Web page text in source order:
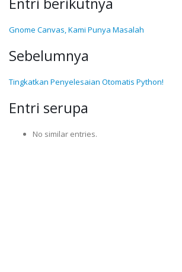
Gnome Canvas, Kami Punya Masalah
Sebelumnya
Tingkatkan Penyelesaian Otomatis Python!
Entri serupa
No similar entries.